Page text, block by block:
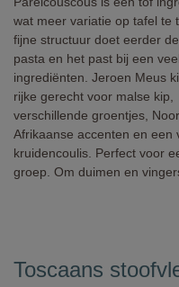
wat meer variatie op tafel te
fijne structuur doet eerder
pasta en het past bij een
ingrediënten. Jeroen Meus
rijke gerecht voor malse kip,
verschillende groentjes,
Afrikaanse accenten en een
kruidencoulis. Perfect voor
groep. Om duimen en
Toscaans